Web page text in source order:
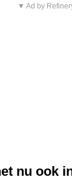
▼ Ad by
nu ook